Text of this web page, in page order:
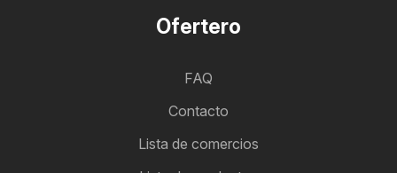
Ofertero
FAQ
Contacto
Lista de comercios